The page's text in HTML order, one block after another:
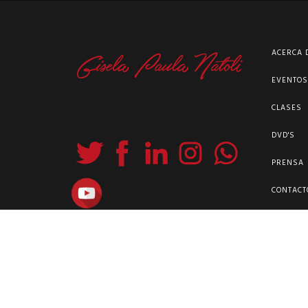
ACERCA
EVENTOS
CLASES
DVD'S
PRENSA